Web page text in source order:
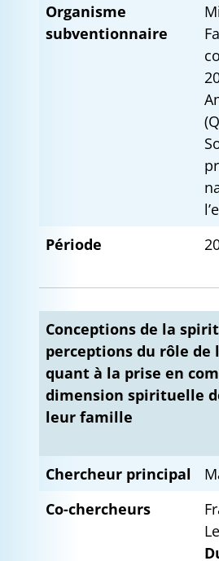
Organisme
subventionnaire
Période
Conceptions de la
perceptions du rôle de
quant à la prise en
dimension spirituelle
leur famille
Chercheur principal
Co-chercheurs